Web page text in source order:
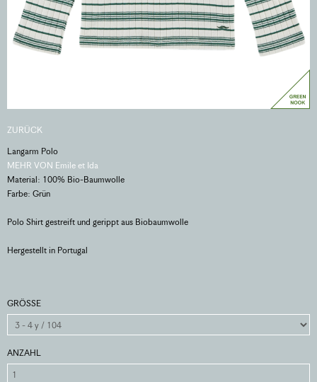
ZURÜCK
Langarm Polo
MEHR VON Emile et Ida
Material: 100% Bio-Baumwolle
Farbe: Grün
Polo Shirt gestreift und gerippt aus Biobaumwolle
Hergestellt in Portugal
GRÖSSE
ANZAHL